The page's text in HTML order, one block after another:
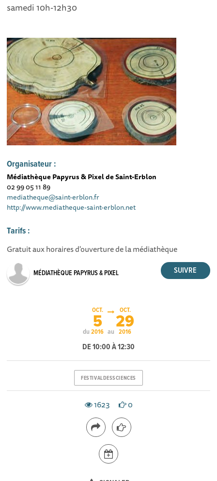
samedi 10h-12h30
Organisateur :
Médiathèque Papyrus & Pixel de Saint-Erblon
02 99 05 11 89
mediatheque@saint-erblon.fr
http://www.mediatheque-saint-erblon.net
Tarifs :
Gratuit aux horaires d'ouverture de la médiathèque
MÉDIATHÈQUE PAPYRUS & PIXEL
du
OCT.
5
2016 au
OCT.
29
2016
DE 10:00 À 12:30
FESTIVALDESSCIENCES
1623 0